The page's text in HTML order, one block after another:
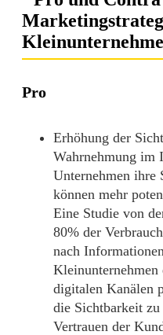
Pro
Erhöhung der
Wahrnehmung im
Unternehmen ihre
können mehr
Eine Studie von
80% der
nach
Kleinunternehmen
digitalen Kanälen
die Sichtbarkeit zu
Vertrauen der